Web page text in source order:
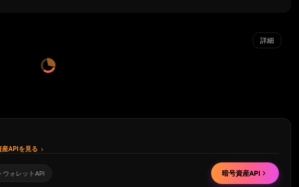
詳細
APIを見る
ウォレットAPI 暗号資産API